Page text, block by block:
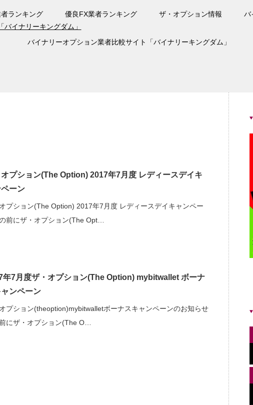
ランキング 優良FX業者ランキング ザ・オプション情報 バ
バイナリーオプション業者比較サイト「バイナリーキングダム」
プション(The Option) 2017年7月度 レディースデイキ
ーン
プション(The Option) 2017年7月度 レディースデイキャンペー
前にザ・オプション(The Opt…
年7月度ザ・オプション(The Option) mybitwallet ボーナ
ャンペーン
プション(theoption)mybitwalletボーナスキャンペーンのお知らせ
にザ・オプション(The O…